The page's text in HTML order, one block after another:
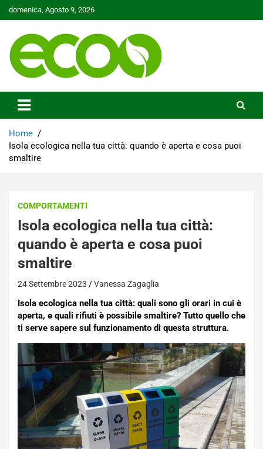
Skip
to
domenica, Agosto 9, 2026
Ecoo.it
Home
Isola ecologica nella tua città: quando è aperta e cosa puoi
smaltire
COMPORTAMENTI
Isola ecologica nella tua città:
quando è aperta e cosa puoi
smaltire
24 Settembre 2023 Vanessa Zagaglia
Isola ecologica nella tua città: quali sono gli orari in cui è
aperta, e quali rifiuti è possibile smaltire? Tutto quello che
ti serve sapere sul funzionamento di questa struttura.